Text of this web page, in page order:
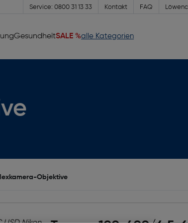
Service: 0800 31 13 33 Kontakt FAQ
GesundheitSALE %alle Kategorien
Objektive